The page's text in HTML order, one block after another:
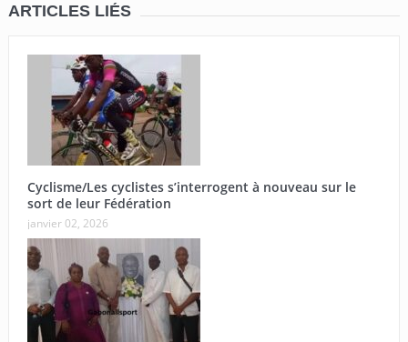
ARTICLES LIÉS
Cyclisme/Les cyclistes s’interrogent à nouveau sur le
sort de leur Fédération
janvier 02, 2026